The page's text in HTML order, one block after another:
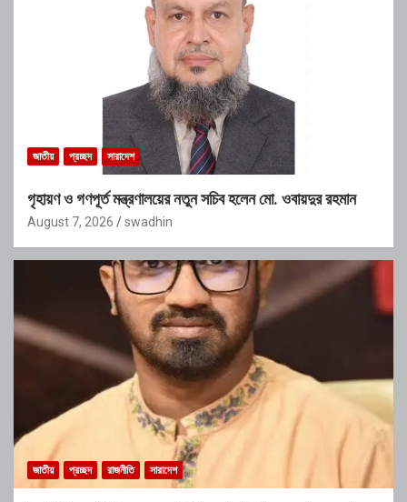
জাতীয় প্রচ্ছদ সারাদেশ
গৃহায়ণ ও গণপূর্ত মন্ত্রণালয়ের নতুন সচিব হলেন মো. ওবায়দুর রহমান
August 7, 2026 swadhin
জাতীয় প্রচ্ছদ রাজনীতি সারাদেশ